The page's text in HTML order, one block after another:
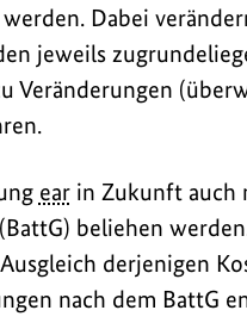
werden. Dabei
jeweils
Veränderungen
earin Zukunft auch
beliehen
derjenigen
nach dem BattG